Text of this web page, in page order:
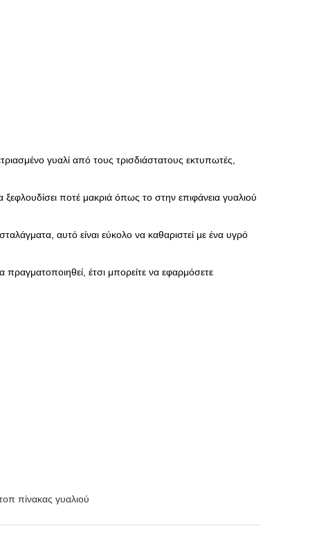
γυαλί από τους τρισδιάστατους εκτυπωτές,
ξεφλουδίσει ποτέ μακριά όπως το στην επιφάνεια γυαλιού
αυτό είναι εύκολο να καθαριστεί με ένα υγρό
έτσι μπορείτε να εφαρμόσετε
πίνακας γυαλιού